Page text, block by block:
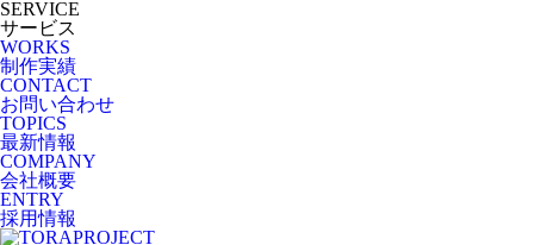
SERVICE
サービス
WORKS
制作実績
CONTACT
お問い合わせ
TOPICS
最新情報
COMPANY
会社概要
ENTRY
採用情報